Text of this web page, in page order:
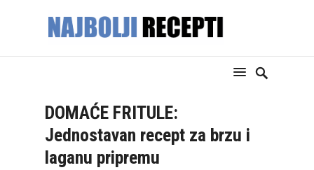
DOMAĆE FRITULE:
Jednostavan recept za brzu i
laganu pripremu